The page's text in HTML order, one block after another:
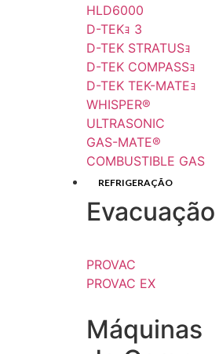
HLD6000
D-TEKｮ 3
D-TEK STRATUSｮ
D-TEK COMPASSｮ
D-TEK TEK-MATEｮ
WHISPER®
ULTRASONIC
GAS-MATE®
COMBUSTIBLE GAS
REFRIGERAÇÃO
Evacuação
PROVAC
PROVAC EX
Máquinas